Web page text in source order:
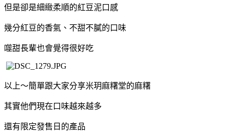
但是卻是細緻柔順的紅豆泥口感
幾分紅豆的香氣、不甜不膩的口味
噬甜長輩也會覺得很好吃
以上～簡單跟大家分享米玥麻糬堂的麻糬
其實他們現在口味越來越多
還有限定發售日的產品